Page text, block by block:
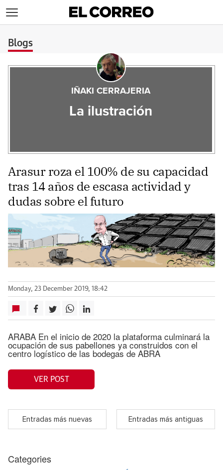
Blogs
IÑAKI CERRAJERIA
La ilustración
Arasur roza el 100% de su capacidad
tras 14 años de escasa actividad y
dudas sobre el futuro
Monday, 23 December 2019, 18:42
ARABA En el inicio de 2020 la plataforma culminará la
ocupación de sus pabellones ya construidos con el
centro logístico de las bodegas de ABRA
VER POST
Entradas más nuevas Entradas más antiguas
Categories